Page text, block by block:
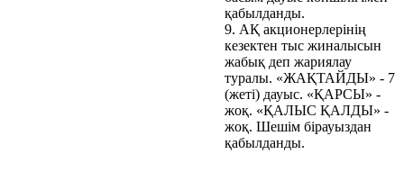
қабылданды.
9. АҚ акционерлерінің
кезектен тыс жиналысын
жабық деп жариялау
туралы. «ЖАҚТАЙДЫ» - 7
(жеті) дауыс. «ҚАРСЫ» -
жоқ. «ҚАЛЫС ҚАЛДЫ» -
жоқ. Шешім бірауыздан
қабылданды.